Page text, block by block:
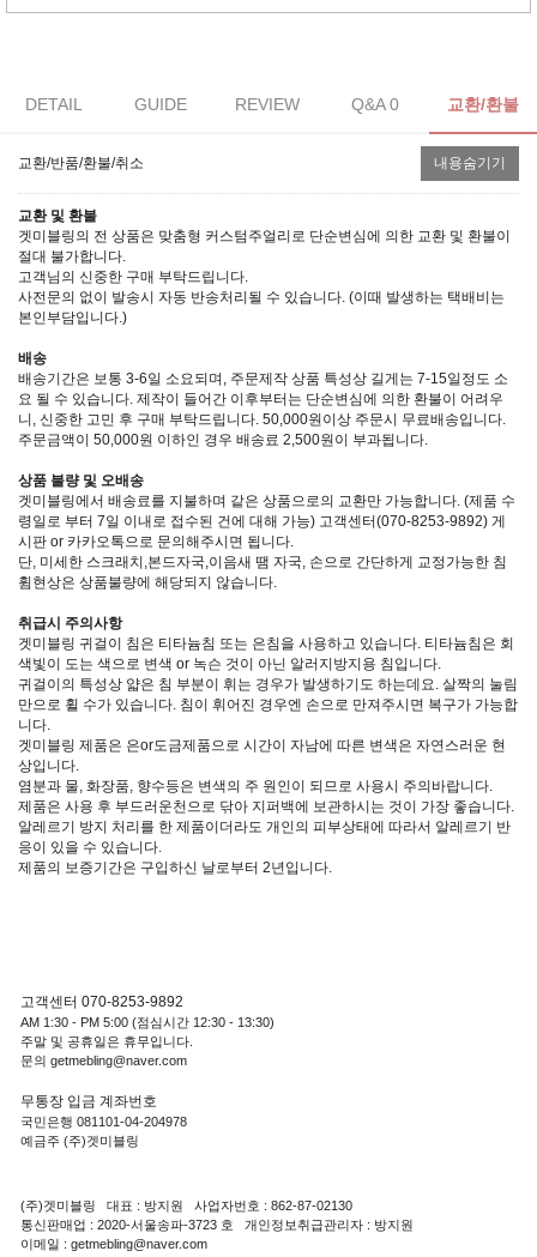
DETAIL GUIDE REVIEW Q&A 0 교환/환불
교환/반품/환불/취소 내용숨기기
교환 및 환불
겟미블링의 전 상품은 맞춤형 커스텀주얼리로 단순변심에 의한 교환 및 환불이
절대 불가합니다.
고객님의 신중한 구매 부탁드립니다.
사전문의 없이 발송시 자동 반송처리될 수 있습니다. (이때 발생하는 택배비는
본인부담입니다.)
배송
배송기간은 보통 3-6일 소요되며, 주문제작 상품 특성상 길게는 7-15일정도 소
요 될 수 있습니다. 제작이 들어간 이후부터는 단순변심에 의한 환불이 어려우
니, 신중한 고민 후 구매 부탁드립니다. 50,000원이상 주문시 무료배송입니다.
주문금액이 50,000원 이하인 경우 배송료 2,500원이 부과됩니다.
상품 불량 및 오배송
겟미블링에서 배송료를 지불하며 같은 상품으로의 교환만 가능합니다. (제품 수
령일로 부터 7일 이내로 접수된 건에 대해 가능) 고객센터(070-8253-9892) 게
시판 or 카카오톡으로 문의해주시면 됩니다.
단, 미세한 스크래치,본드자국,이음새 땜 자국, 손으로 간단하게 교정가능한 침
휨현상은 상품불량에 해당되지 않습니다.
취급시 주의사항
겟미블링 귀걸이 침은 티타늄침 또는 은침을 사용하고 있습니다. 티타늄침은 회
색빛이 도는 색으로 변색 or 녹슨 것이 아닌 알러지방지용 침입니다.
귀걸이의 특성상 얇은 침 부분이 휘는 경우가 발생하기도 하는데요. 살짝의 눌림
만으로 휠 수가 있습니다. 침이 휘어진 경우엔 손으로 만져주시면 복구가 가능합
니다.
겟미블링 제품은 은or도금제품으로 시간이 자남에 따른 변색은 자연스러운 현
상입니다.
염분과 물, 화장품, 향수등은 변색의 주 원인이 되므로 사용시 주의바랍니다.
제품은 사용 후 부드러운천으로 닦아 지퍼백에 보관하시는 것이 가장 좋습니다.
알레르기 방지 처리를 한 제품이더라도 개인의 피부상태에 따라서 알레르기 반
응이 있을 수 있습니다.
제품의 보증기간은 구입하신 날로부터 2년입니다.
고객센터 070-8253-9892
AM 1:30 - PM 5:00 (점심시간 12:30 - 13:30)
주말 및 공휴일은 휴무입니다.
문의 getmebling@naver.com
무통장 입금 계좌번호
국민은행 081101-04-204978
예금주 (주)겟미블링
(주)겟미블링 대표 : 방지원 사업자번호 : 862-87-02130
통신판매업 : 2020-서울송파-3723 호 개인정보취급관리자 : 방지원
이메일 : getmebling@naver.com